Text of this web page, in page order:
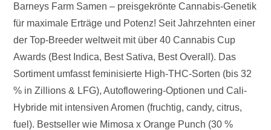
Barneys Farm Samen – preisgekrönte Cannabis-Genetik
für maximale Erträge und Potenz! Seit Jahrzehnten einer
der Top-Breeder weltweit mit über 40 Cannabis Cup
Awards (Best Indica, Best Sativa, Best Overall). Das
Sortiment umfasst feminisierte High-THC-Sorten (bis 32
% in Zillions & LFG), Autoflowering-Optionen und Cali-
Hybride mit intensiven Aromen (fruchtig, candy, citrus,
fuel). Bestseller wie Mimosa x Orange Punch (30 %